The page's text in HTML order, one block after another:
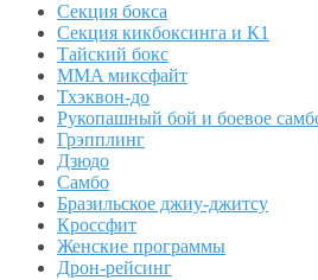
Секция бокса
Секция кикбоксинга и К1
Тайский бокс
MMA миксфайт
Тхэквон-до
Рукопашный бой и боевое
Грэпплинг
Дзюдо
Самбо
Бразильское джиу-джитсу
Кроссфит
Женские программы
Дрон-рейсинг